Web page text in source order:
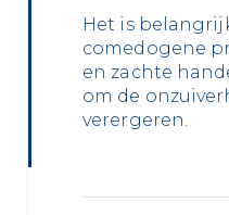
Het is
comedogene
en zachte
om de
verergeren.